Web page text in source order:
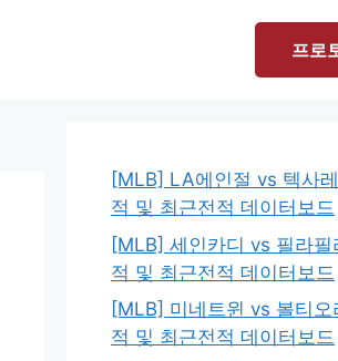
프로
[MLB] LA에인절 vs 텍사
적 및 최근전적 데이터보드
[MLB] 세인카디 vs 필라필
적 및 최근전적 데이터보드
[MLB] 미네트윈 vs 볼티오
적 및 최근전적 데이터보드